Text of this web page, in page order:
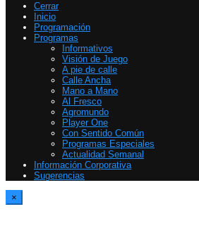
Cerrar
Inicio
Programación
Programas
Informativos
Visión de Juego
A pie de calle
Calle Ancha
Mano a Mano
Al Fresco
Agromundo
Player One
Con Sentido Común
Programas Especiales
Actualidad Semanal
Información Corporativa
Sugerencias
×